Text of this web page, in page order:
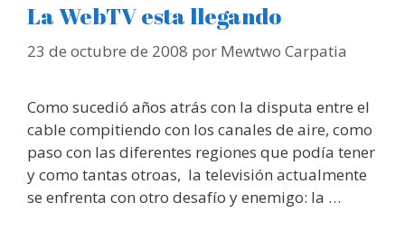
La WebTV esta llegando
23 de octubre de 2008 por Mewtwo Carpatia
Como sucedió años atrás con la disputa entre el
cable compitiendo con los canales de aire, como
paso con las diferentes regiones que podía tener
y como tantas otroas, la televisión actualmente
se enfrenta con otro desafío y enemigo: la …